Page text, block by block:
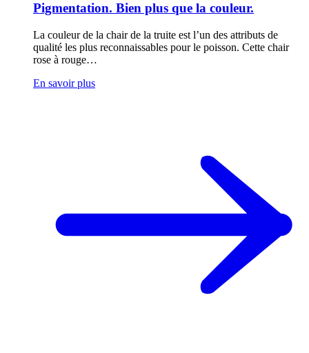
Pigmentation. Bien plus que la couleur.
La couleur de la chair de la truite est l’un des attributs de
qualité les plus reconnaissables pour le poisson. Cette chair
rose à rouge…
En savoir plus